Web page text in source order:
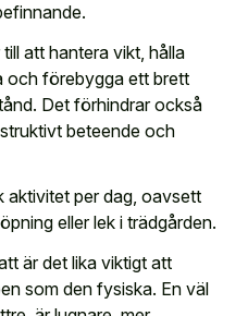
att hantera vikt, hålla
och förebygga ett brett
Det förhindrar också
beteende och
aktivitet per dag, oavsett
eller lek i trädgården.
är det lika viktigt att
som den fysiska. En väl